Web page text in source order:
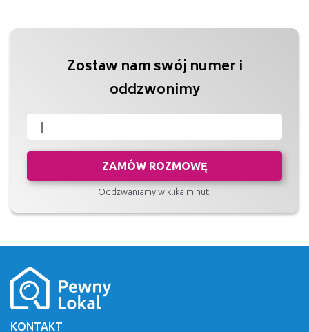
Zostaw nam swój numer i
oddzwonimy
ZAMÓW ROZMOWĘ
Oddzwaniamy w klika minut!
KONTAKT